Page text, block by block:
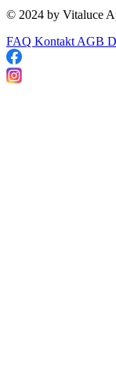
© 2024 by Vitaluce
FAQ Kontakt AGB